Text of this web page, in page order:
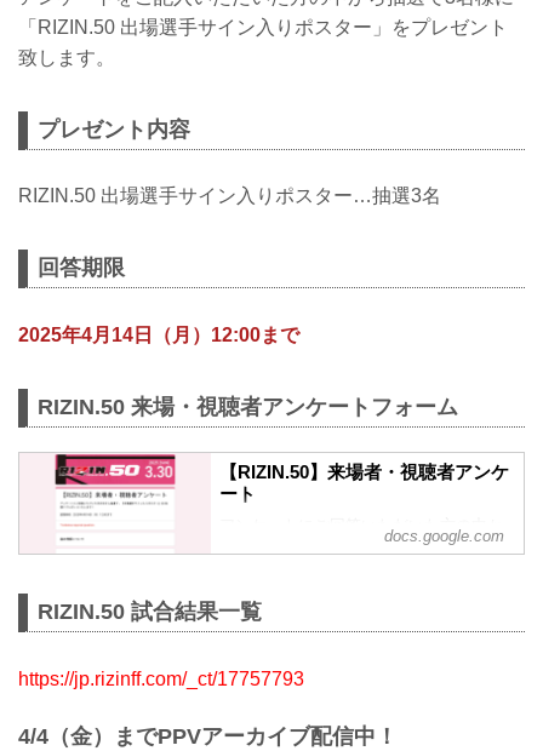
「RIZIN.50 出場選手サイン入りポスター」をプレゼント
致します。
プレゼント内容
RIZIN.50 出場選手サイン入りポスター…抽選3名
回答期限
2025年4月14日（月）12:00まで
RIZIN.50 来場・視聴者アンケートフォーム
【RIZIN.50】来場者・視聴者アンケ
ート
アンケートにご回答いただいた方の中か
ら抽選で、『出場選手サイン入りポスタ
で
docs.google.com
RIZIN.50 試合結果一覧
https://jp.rizinff.com/_ct/17757793
4/4（金）までPPVアーカイブ配信中！